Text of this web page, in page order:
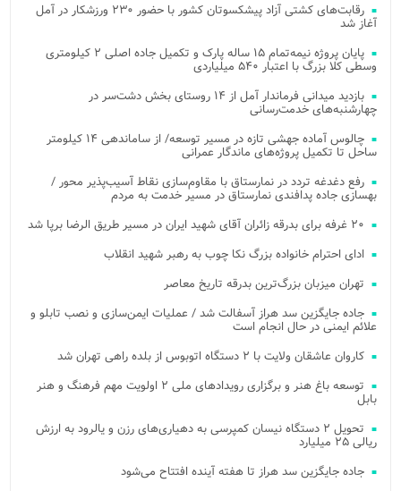
رقابت‌های کشتی آزاد پیشکسوتان کشور با حضور ۲۳۰ ورزشکار در آمل
آغاز شد
پایان پروژه نیمه‌تمام ۱۵ ساله پارک و تکمیل جاده اصلی ۲ کیلومتری
وسطی کلا بزرگ با اعتبار ۵۴۰ میلیاردی
بازدید میدانی فرماندار آمل از ۱۴ روستای بخش دشت‌سر در
چهارشنبه‌های خدمت‌رسانی
چالوس آماده جهشی تازه در مسیر توسعه/ از ساماندهی ۱۴ کیلومتر
ساحل تا تکمیل پروژه‌های ماندگار عمرانی
رفع دغدغه تردد در نمارستاق با مقاوم‌سازی نقاط آسیب‌پذیر محور /
بهسازی جاده پدافندی نمارستاق در مسیر خدمت به مردم
۲۰ غرفه برای بدرقه زائران آقای شهید ایران در مسیر طریق الرضا برپا شد
ادای احترام خانواده بزرگ نکا چوب به رهبر شهید انقلاب
تهران میزبان بزرگ‌ترین بدرقه تاریخ معاصر
جاده جایگزین سد هراز آسفالت شد / عملیات ایمن‌سازی و نصب تابلو و
علائم ایمنی در حال انجام است
کاروان عاشقان ولایت با ۲ دستگاه اتوبوس از بلده راهی تهران شد
توسعه باغ هنر و برگزاری رویدادهای ملی ۲ اولویت مهم فرهنگ و هنر
بابل
تحویل ۲ دستگاه نیسان کمپرسی به دهیاری‌های رزن و یالرود به ارزش
ریالی ۲۵ میلیارد
جاده جایگزین سد هراز تا هفته آینده افتتاح می‌شود